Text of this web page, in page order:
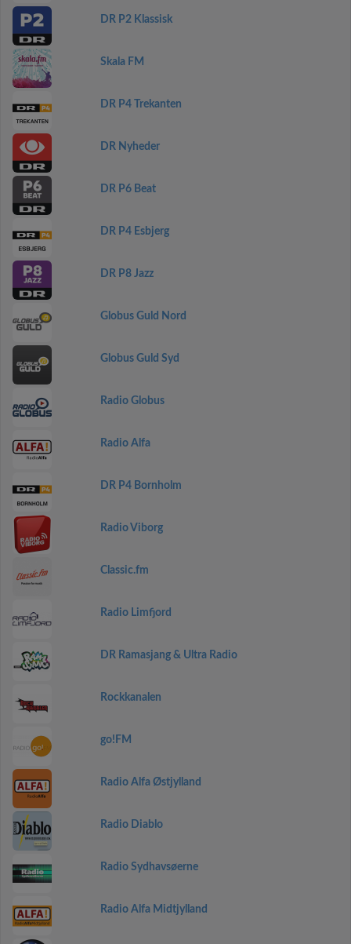
DR P2 Klassisk
Skala FM
DR P4 Trekanten
DR Nyheder
DR P6 Beat
DR P4 Esbjerg
DR P8 Jazz
Globus Guld Nord
Globus Guld Syd
Radio Globus
Radio Alfa
DR P4 Bornholm
Radio Viborg
Classic.fm
Radio Limfjord
DR Ramasjang & Ultra Radio
Rockkanalen
go!FM
Radio Alfa Østjylland
Radio Diablo
Radio Sydhavsøerne
Radio Alfa Midtjylland